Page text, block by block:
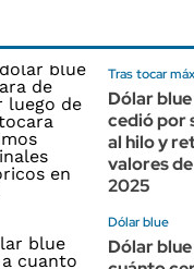
Tras tocar
Dólar
cedió por
al hilo y
valores
2025
Dólar blue
Dólar blue